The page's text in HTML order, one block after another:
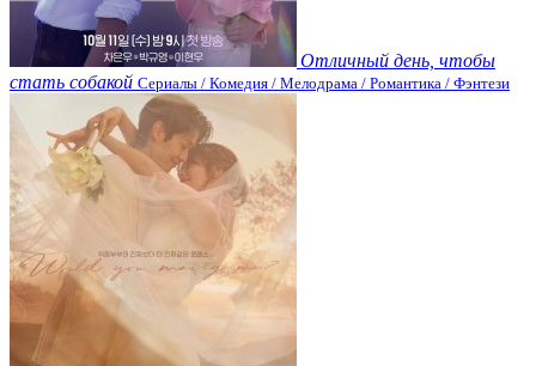
Отличный день, чтобы
стать собакой Сериалы / Комедия / Мелодрама / Романтика / Фэнтези